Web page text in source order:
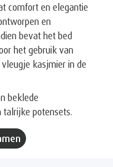
comfort en elegantie
en
bevat het bed
het gebruik van
kasjmier in de
beklede
talrijke potensets.